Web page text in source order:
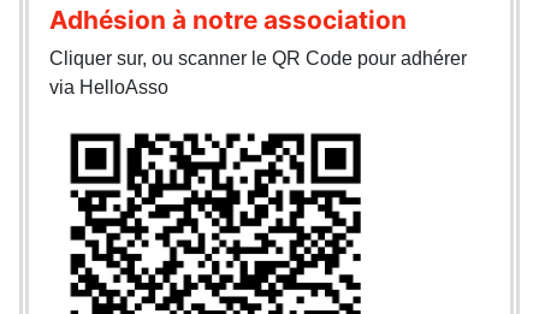
Adhésion à notre association
Cliquer sur, ou scanner le QR Code pour adhérer
via HelloAsso